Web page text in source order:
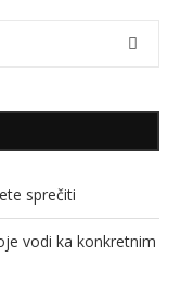
sprečiti
vodi ka konkretnim